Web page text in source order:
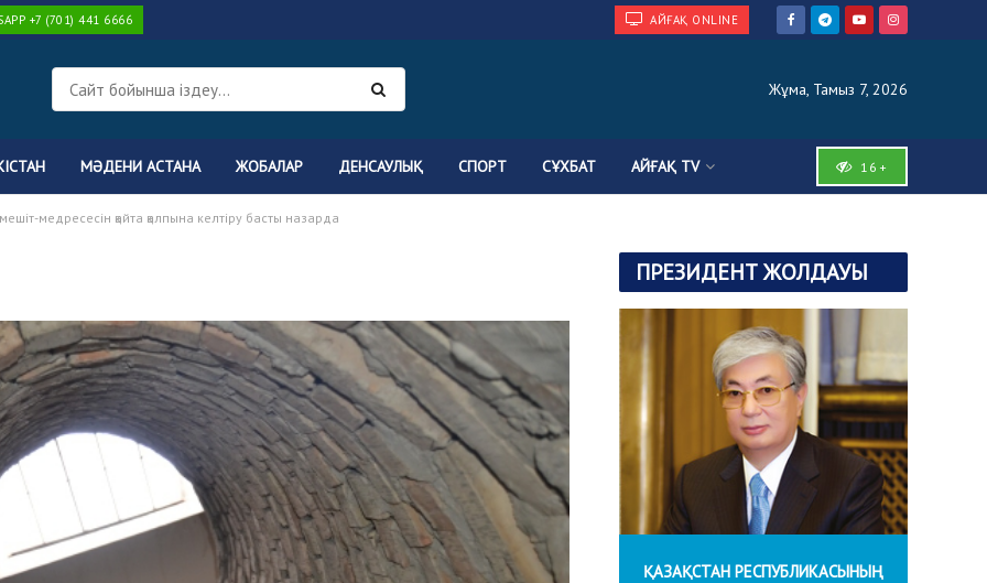
+7 (701) 441 6666 АЙҒАҚ ONLINE
Жұма, Тамыз 7, 2026
МӘДЕНИ АСТАНА ЖОБАЛАР ДЕНСАУЛЫҚ СПОРТ СҰХБАТ АЙҒАҚ TV 16+
медресесін қайта қалпына келтіру басты назарда
ПРЕЗИДЕНТ ЖОЛДАУЫ
ҚАЗАҚСТАН РЕСПУБЛИКАСЫНЫҢ